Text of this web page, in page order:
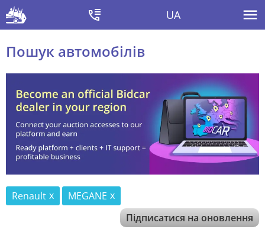
UA
Пошук автомобілів
Renault
MEGANE
Підписатися на оновлення